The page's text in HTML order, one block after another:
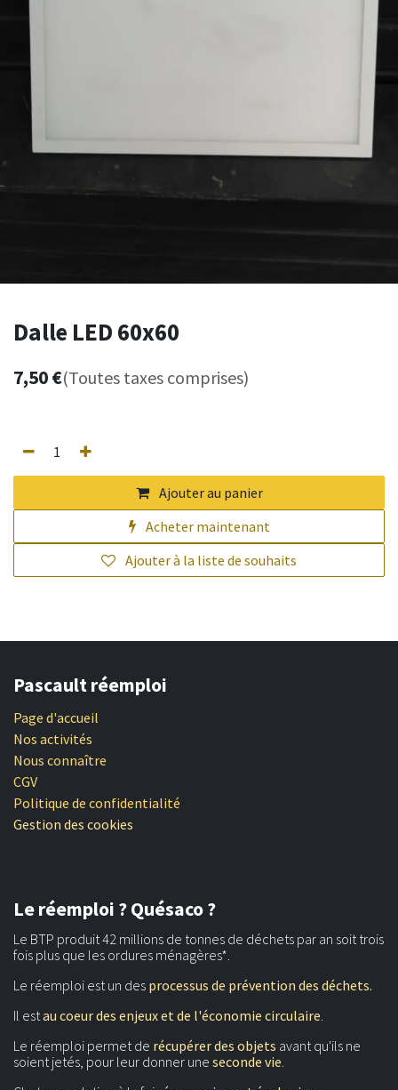
Dalle LED 60x60
7,50€(Toutes taxes comprises)
Ajouter au panier
Acheter maintenant
Ajouter à la liste de souhaits
Pascault réemploi
Page d'accueil
Nos activités
Nous connaître
CGV
Politique de confidentialité
Gestion des cookies
Le réemploi ? Quésaco ?
Le BTP produit 42 millions de tonnes de déchets par an soit trois
fois plus que les ordures ménagères*.
Le réemploi est un des processus de prévention des déchets.
Il estau coeur des enjeux et de l'économie circulaire.
Le réemploi permet de récupérer des objets avant qu'ils ne
soient jetés, pour leur donner une seconde vie.